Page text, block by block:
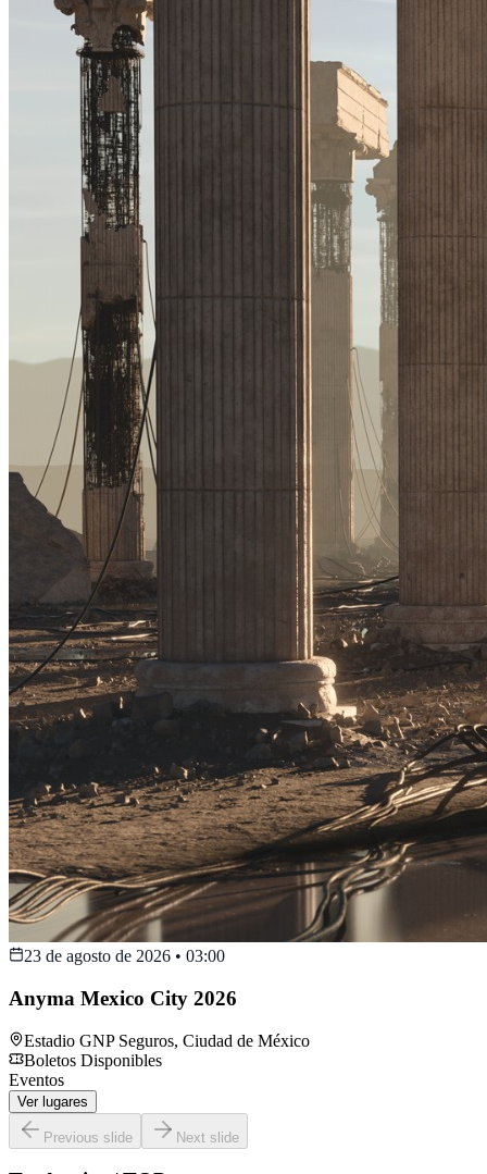
23 de agosto de 2026 • 03:00
Anyma Mexico City 2026
Estadio GNP Seguros, Ciudad de México
Boletos Disponibles
Eventos
Ver lugares
Previous slide Next slide